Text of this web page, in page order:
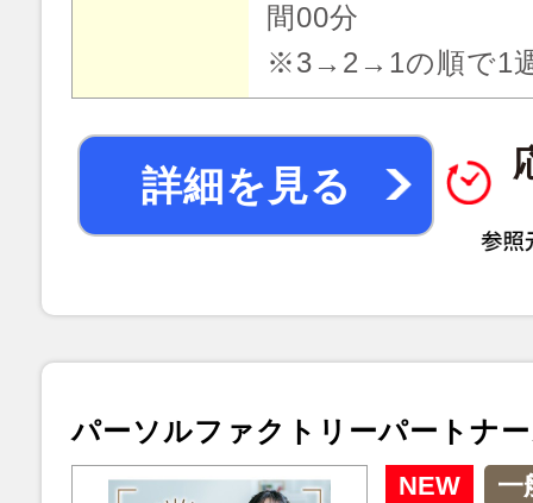
間00分
※3→2→1の順で1
詳細を見る
パーソルファクトリーパートナ
NEW 一